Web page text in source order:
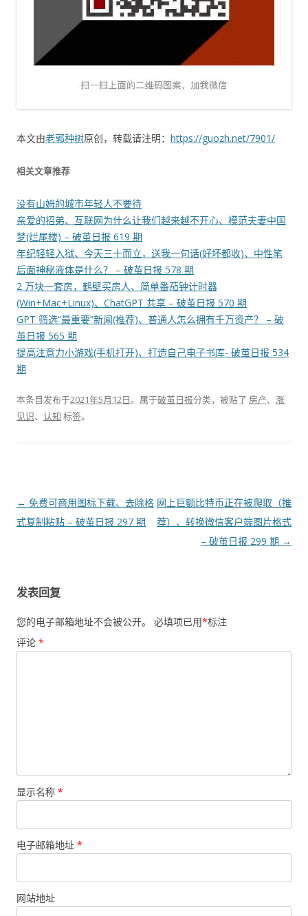
本文由老郭种树原创，转载请注明： https://guozh.net/7901/
相关文章推荐
没有山姆的城市年轻人不要待
亲爱的招弟、互联网为什么让我们越来越不开心、模范夫妻中国
梦(烂尾楼) – 破茧日报 619 期
年纪轻轻入狱、今天三十而立，送我一句话(好坏都收)、中性笔
后面神秘液体是什么？ – 破茧日报 578 期
2 万块一套房，鹤壁买房人、简单番茄钟计时器
(Win+Mac+Linux)、ChatGPT 共享 – 破茧日报 570 期
GPT 筛选“最重要”新闻(推荐)、普通人怎么拥有千万资产？ – 破
茧日报 565 期
提高注意力小游戏(手机打开)、打造自己电子书库- 破茧日报 534
期
本条目发布于2021年5月12日。属于破茧日报分类，被贴了 房产、 涨
见识、 认知 标签。
文
章
← 免费可商用图标下载、去除格
式复制粘贴​ – 破茧日报 297 期
网上巨额比特币正在被爬取（推
荐）、转换微信客户端图片格式​
– 破茧日报 299 期 →
发表回复
您的电子邮箱地址不会被公开。 必填项已用*标注
评论 *
显示名称 *
电子邮箱地址 *
网站地址